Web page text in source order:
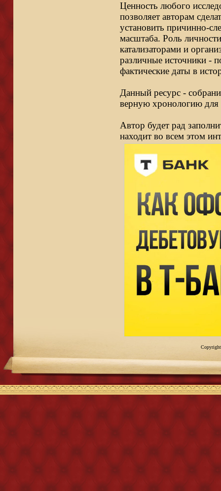
Ценность любого
позволяет авторам
установить причинно-
масштаба. Роль
катализаторами и
различные источники -
фактические даты в
Данный ресурс -
верную хронологию для
Автор будет рад
находит во всем этом
Copyright